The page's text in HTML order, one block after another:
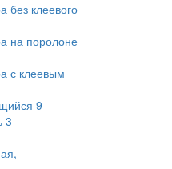
без клеевого
на поролоне
с клеевым
9
3